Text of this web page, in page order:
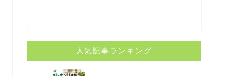
人気記事ランキング